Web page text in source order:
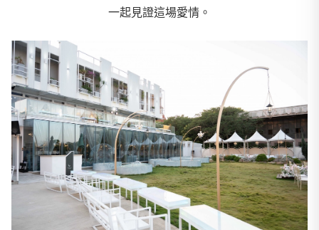
一起見證這場愛情。